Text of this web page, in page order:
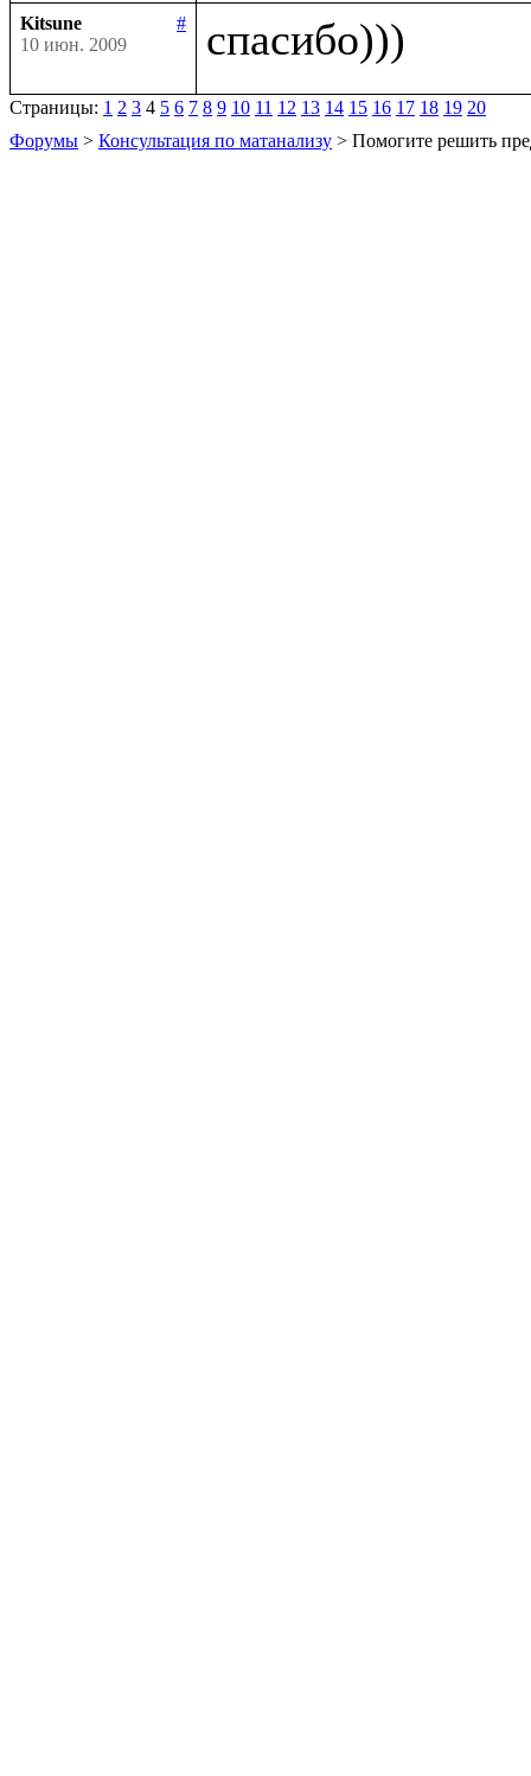
Kitsune
#
10 июн. 2009
Страницы: 1 2 3 4 5 6 7 8 9 10 11 12 13 14 15 16 17 18 19 20
Форумы > Консультация по матанализу > Помогите решить